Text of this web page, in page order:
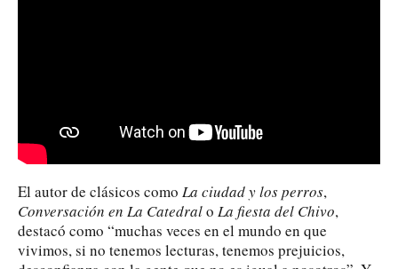
El autor de clásicos como La ciudad y los perros,
Conversación en La Catedralo La fiesta del Chivo,
destacó como “muchas veces en el mundo en que
vivimos, si no tenemos lecturas, tenemos prejuicios,